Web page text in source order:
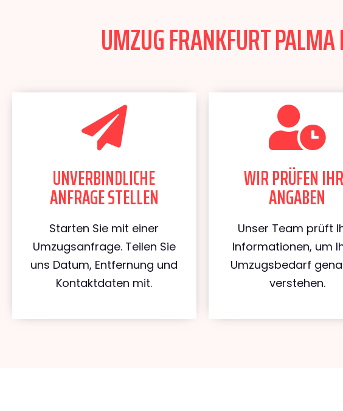
UMZUG FRANKFURT
UNVERBINDLICHE
ANFRAGE STELLEN
Starten Sie mit einer
Umzugsanfrage. Teilen Sie
uns Datum, Entfernung und
Kontaktdaten mit.
WIR PRÜFEN
ANGABEN
Unser Team prüft
Informationen, um
Umzugsbedarf
verstehen.